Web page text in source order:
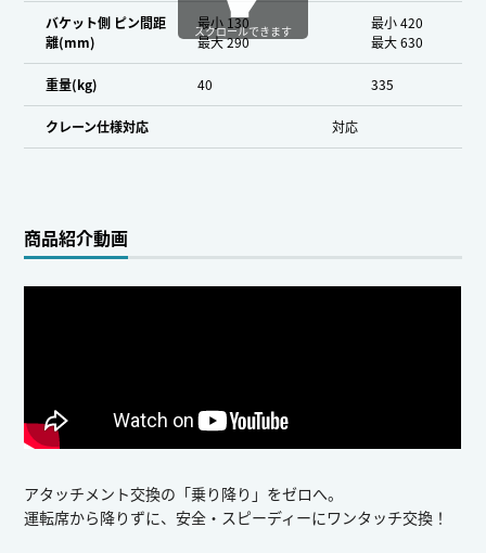
バケット側 ピン間距
離(mm)
最小 130
最大 290
最小 420
最大 630
重量(kg) 40 335
クレーン仕様対応 対応
スクロールできます
商品紹介動画
アタッチメント交換の「乗り降り」をゼロへ。
運転席から降りずに、安全・スピーディーにワンタッチ交換！